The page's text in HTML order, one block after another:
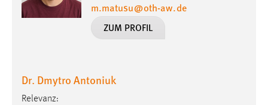
m.matusu@oth-aw.de
ZUM PROFIL
Dr. Dmytro Antoniuk
Relevanz: